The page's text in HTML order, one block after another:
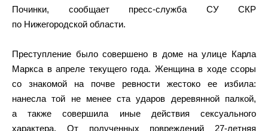
Починки, сообщает пресс-служба СУ СКР
по Нижегородской области.
Преступление было совершено в доме на улице Карла
Маркса в апреле текущего года. Женщина в ходе ссоры
со знакомой на почве ревности жестоко ее избила:
нанесла той не менее ста ударов деревянной палкой,
а также совершила иные действия сексуального
характера. От полученных повреждений 27-летняя